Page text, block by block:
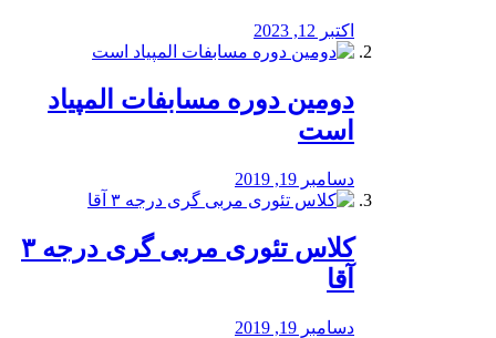
اکتبر 12, 2023
دومین دوره مسابفات المپیاد
است
دسامبر 19, 2019
کلاس تئوری مربی گری درجه ۳
آقا
دسامبر 19, 2019